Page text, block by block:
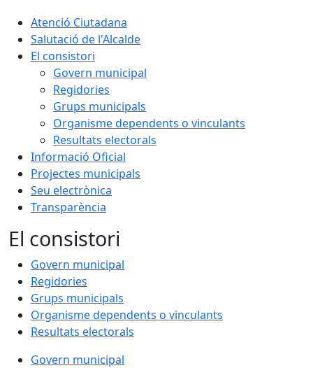
Atenció Ciutadana
Salutació de l'Alcalde
El consistori
Govern municipal
Regidories
Grups municipals
Organisme dependents o vinculants
Resultats electorals
Informació Oficial
Projectes municipals
Seu electrònica
Transparència
El consistori
Govern municipal
Regidories
Grups municipals
Organisme dependents o vinculants
Resultats electorals
Govern municipal